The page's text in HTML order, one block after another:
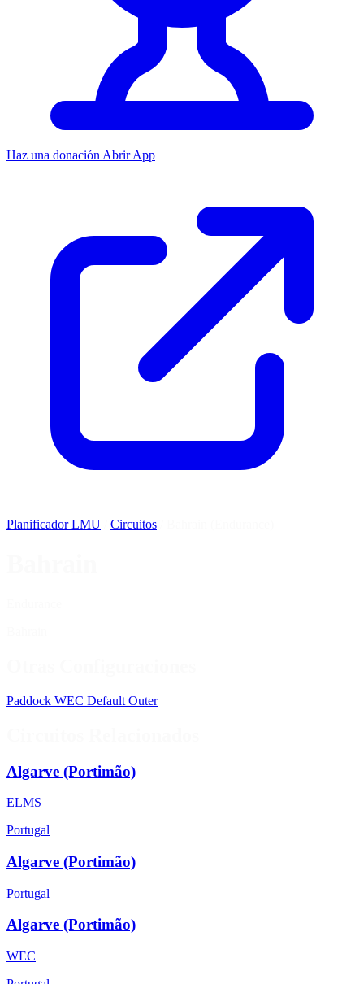
Haz una donación Abrir App
Planificador LMU Circuitos
Paddock WEC Default Outer
Algarve (Portimão)
ELMS
Portugal
Algarve (Portimão)
Portugal
Algarve (Portimão)
WEC